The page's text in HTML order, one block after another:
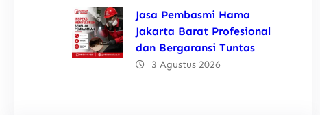
Jasa Pembasmi Hama
Jakarta Barat Profesional
dan Bergaransi Tuntas
3 Agustus 2026